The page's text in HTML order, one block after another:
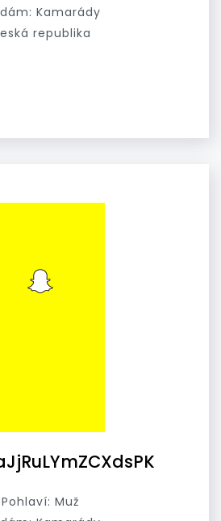
Kamarády
republika
Pohlaví: Muž